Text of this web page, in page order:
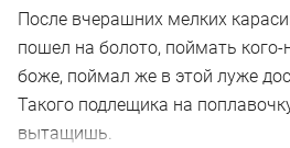
После вчерашних мелких
пошел на болото, поймать кого-
боже, поймал же в этой луже
Такого подлещика на
вытащишь.